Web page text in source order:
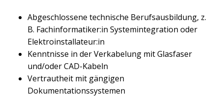
Abgeschlossene technische Berufsausbildung, z.
B. Fachinformatiker:in Systemintegration oder
Elektroinstallateur:in
Kenntnisse in der Verkabelung mit Glasfaser
und/oder CAD-Kabeln
Vertrautheit mit gängigen
Dokumentationssystemen